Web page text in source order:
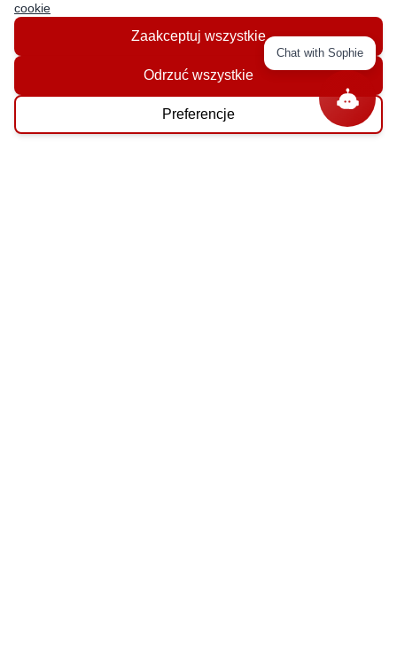
Get In Touch With Us!
cookie
Zaakceptuj wszystkie
Odrzuć wszystkie
Preferencje
Chat with Sophie